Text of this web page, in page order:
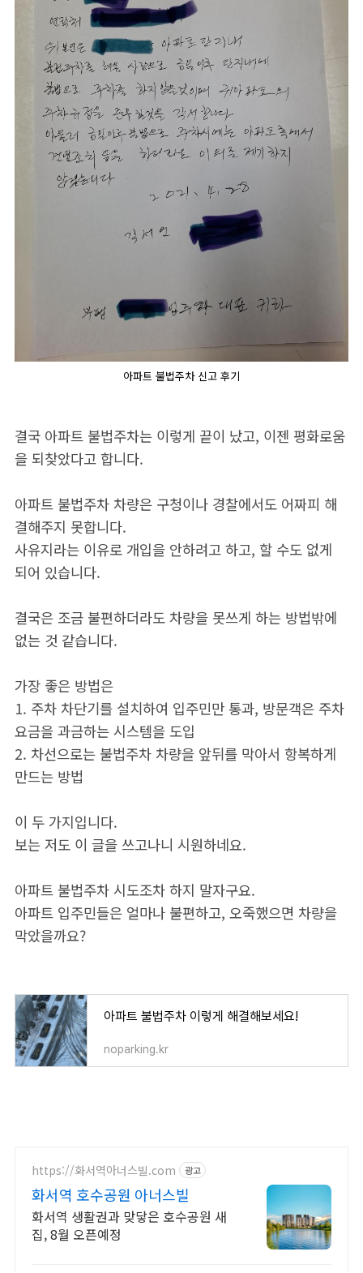
아파트 불법주차 신고 후기
결국 아파트 불법주차는 이렇게 끝이 났고, 이젠 평화로움
을 되찾았다고 합니다.
아파트 불법주차 차량은 구청이나 경찰에서도 어짜피 해
결해주지 못합니다.
사유지라는 이유로 개입을 안하려고 하고, 할 수도 없게
되어 있습니다.
결국은 조금 불편하더라도 차량을 못쓰게 하는 방법밖에
없는 것 같습니다.
가장 좋은 방법은
1. 주차 차단기를 설치하여 입주민만 통과, 방문객은 주차
요금을 과금하는 시스템을 도입
2. 차선으로는 불법주차 차량을 앞뒤를 막아서 항복하게
만드는 방법
이 두 가지입니다.
보는 저도 이 글을 쓰고나니 시원하네요.
아파트 불법주차 시도조차 하지 말자구요.
아파트 입주민들은 얼마나 불편하고, 오죽했으면 차량을
막았을까요?
아파트 불법주차 이렇게 해결해보세요!
noparking.kr
https://화서역아너스빌.com 광고
화서역 호수공원 아너스빌
화서역 생활권과 맞닿은 호수공원 새
집, 8월 오픈예정